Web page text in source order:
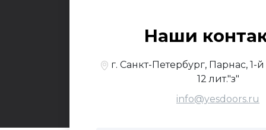
Наши
г. Санкт-Петербург, Парнас,
12 лит."з"
info@yesdoors.ru